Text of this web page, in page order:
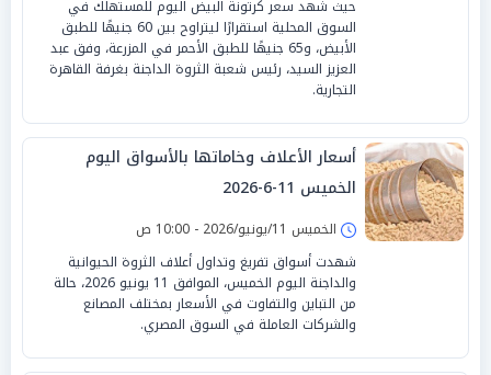
حيث شهد سعر كرتونة البيض اليوم للمستهلك في
السوق المحلية استقرارًا ليتراوح بين 60 جنيهًا للطبق
الأبيض، و65 جنيهًا للطبق الأحمر في المزرعة، وفق عبد
العزيز السيد، رئيس شعبة الثروة الداجنة بغرفة القاهرة
التجارية.
أسعار الأعلاف وخاماتها بالأسواق اليوم
الخميس 11-6-2026
الخميس 11/يونيو/2026 - 10:00 ص
شهدت أسواق تفريغ وتداول أعلاف الثروة الحيوانية
والداجنة اليوم الخميس، الموافق 11 يونيو 2026، حالة
من التباين والتفاوت في الأسعار بمختلف المصانع
والشركات العاملة في السوق المصري.